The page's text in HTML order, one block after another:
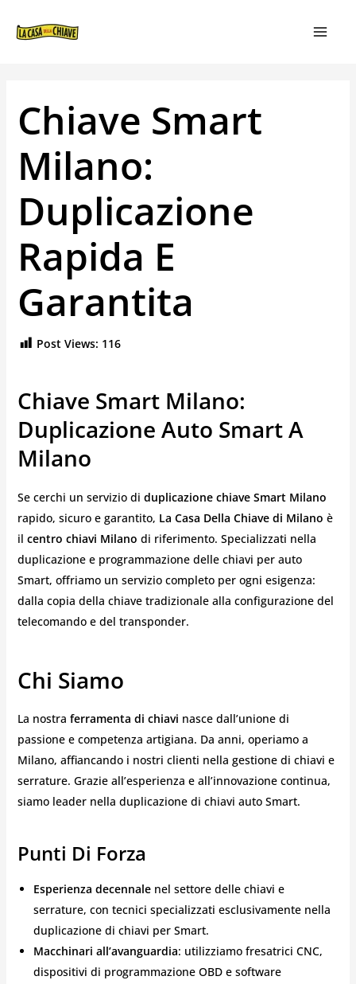
Chiave Smart
Milano:
Duplicazione
Rapida E
Garantita
Post Views: 116
Chiave Smart Milano:
Duplicazione Auto Smart A
Milano
Se cerchi un servizio di duplicazione chiave Smart Milano
rapido, sicuro e garantito, La Casa Della Chiave di Milano è
il centro chiavi Milano di riferimento. Specializzati nella
duplicazione e programmazione delle chiavi per auto
Smart, offriamo un servizio completo per ogni esigenza:
dalla copia della chiave tradizionale alla configurazione del
telecomando e del transponder.
Chi Siamo
La nostra ferramenta di chiavi nasce dall’unione di
passione e competenza artigiana. Da anni, operiamo a
Milano, affiancando i nostri clienti nella gestione di chiavi e
serrature. Grazie all’esperienza e all’innovazione continua,
siamo leader nella duplicazione di chiavi auto Smart.
Punti Di Forza
Esperienza decennalenel settore delle chiavi e
serrature, con tecnici specializzati esclusivamente nella
duplicazione di chiavi per Smart.
Macchinari all’avanguardia: utilizziamo fresatrici CNC,
dispositivi di programmazione OBD e software
ARTICOLI